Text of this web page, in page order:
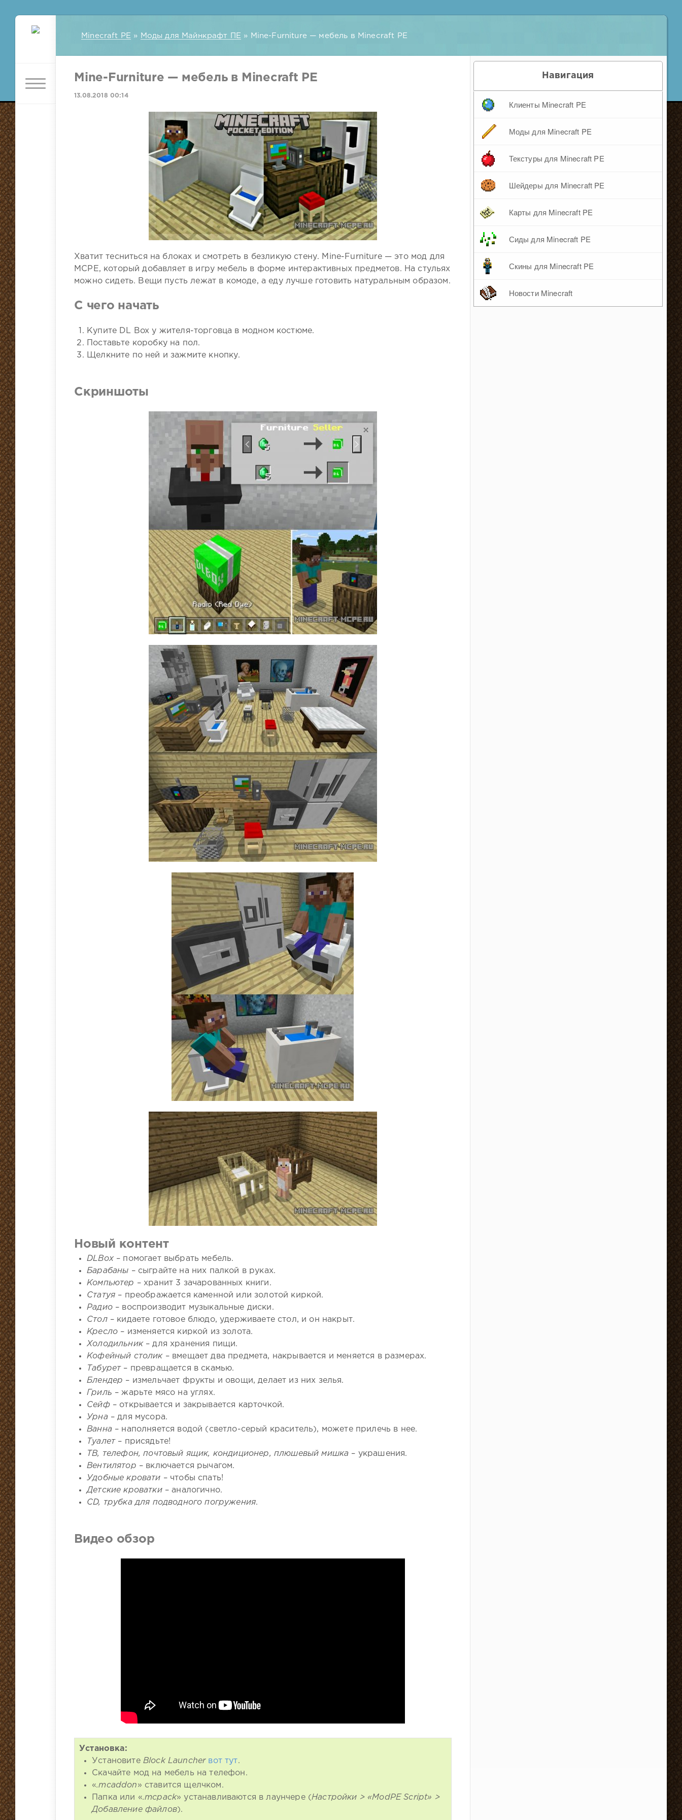
Minecraft PE » Моды для Майнкрафт ПЕ » Mine-Furniture — мебель в Minecraft PE
Mine-Furniture — мебель в Minecraft PE
13.08.2018 00:14
Хватит тесниться на блоках и смотреть в безликую стену. Mine-Furniture — это мод для
MCPE, который добавляет в игру мебель в форме интерактивных предметов. На стульях
можно сидеть. Вещи пусть лежат в комоде, а еду лучше готовить натуральным образом.
С чего начать
Купите DL Box у жителя-торговца в модном костюме.
Поставьте коробку на пол.
Щелкните по ней и зажмите кнопку.
Скриншоты
Новый контент
DLBox– помогает выбрать мебель.
Барабаны – сыграйте на них палкой в руках.
Компьютер – хранит 3 зачарованных книги.
Статуя – преображается каменной или золотой киркой.
Радио– воспроизводит музыкальные диски.
Стол– кидаете готовое блюдо, удерживаете стол, и он накрыт.
Кресло – изменяется киркой из золота.
Холодильник– для хранения пищи.
Кофейный столик– вмещает два предмета, накрывается и меняется в размерах.
Табурет– превращается в скамью.
Блендер – измельчает фрукты и овощи, делает из них зелья.
Гриль – жарьте мясо на углях.
Сейф– открывается и закрывается карточкой.
Урна– для мусора.
Ванна– наполняется водой (светло-серый краситель), можете прилечь в нее.
Туалет– присядьте!
ТВ, телефон, почтовый ящик, кондиционер, плюшевый мишка – украшения.
Вентилятор – включается рычагом.
Удобные кровати – чтобы спать!
Детские кроватки– аналогично.
CD, трубка для подводного погружения.
Видео обзор
Установка:
Установите Block Launcher вот тут.
Скачайте мод на мебель на телефон.
«.mcaddon » ставится щелчком.
Папка или «.mcpack» устанавливаются в лаунчере (Настройки > «ModPE Script» >
Добавление файлов).
Навигация
Клиенты Minecraft PE
Моды для Minecraft PE
Текстуры для Minecraft PE
Шейдеры для Minecraft PE
Карты для Minecraft PE
Сиды для Minecraft PE
Скины для Minecraft PE
Новости Minecraft